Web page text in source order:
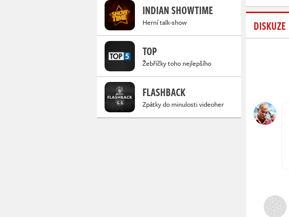
INDIAN SHOWTIME
Herní talk-show
TOP
Žebříčky toho nejlepšího
FLASHBACK
Zpátky do minulosti videoher
DISKUZE